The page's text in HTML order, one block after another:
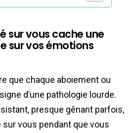
sur vous cache une
sur vos émotions
que chaque aboiement ou
d’une pathologie lourde.
presque gênant parfois,
vous pendant que vous